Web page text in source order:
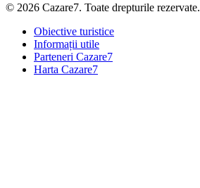
© 2026 Cazare7. Toate drepturile rezervate.
Obiective turistice
Informații utile
Parteneri Cazare7
Harta Cazare7